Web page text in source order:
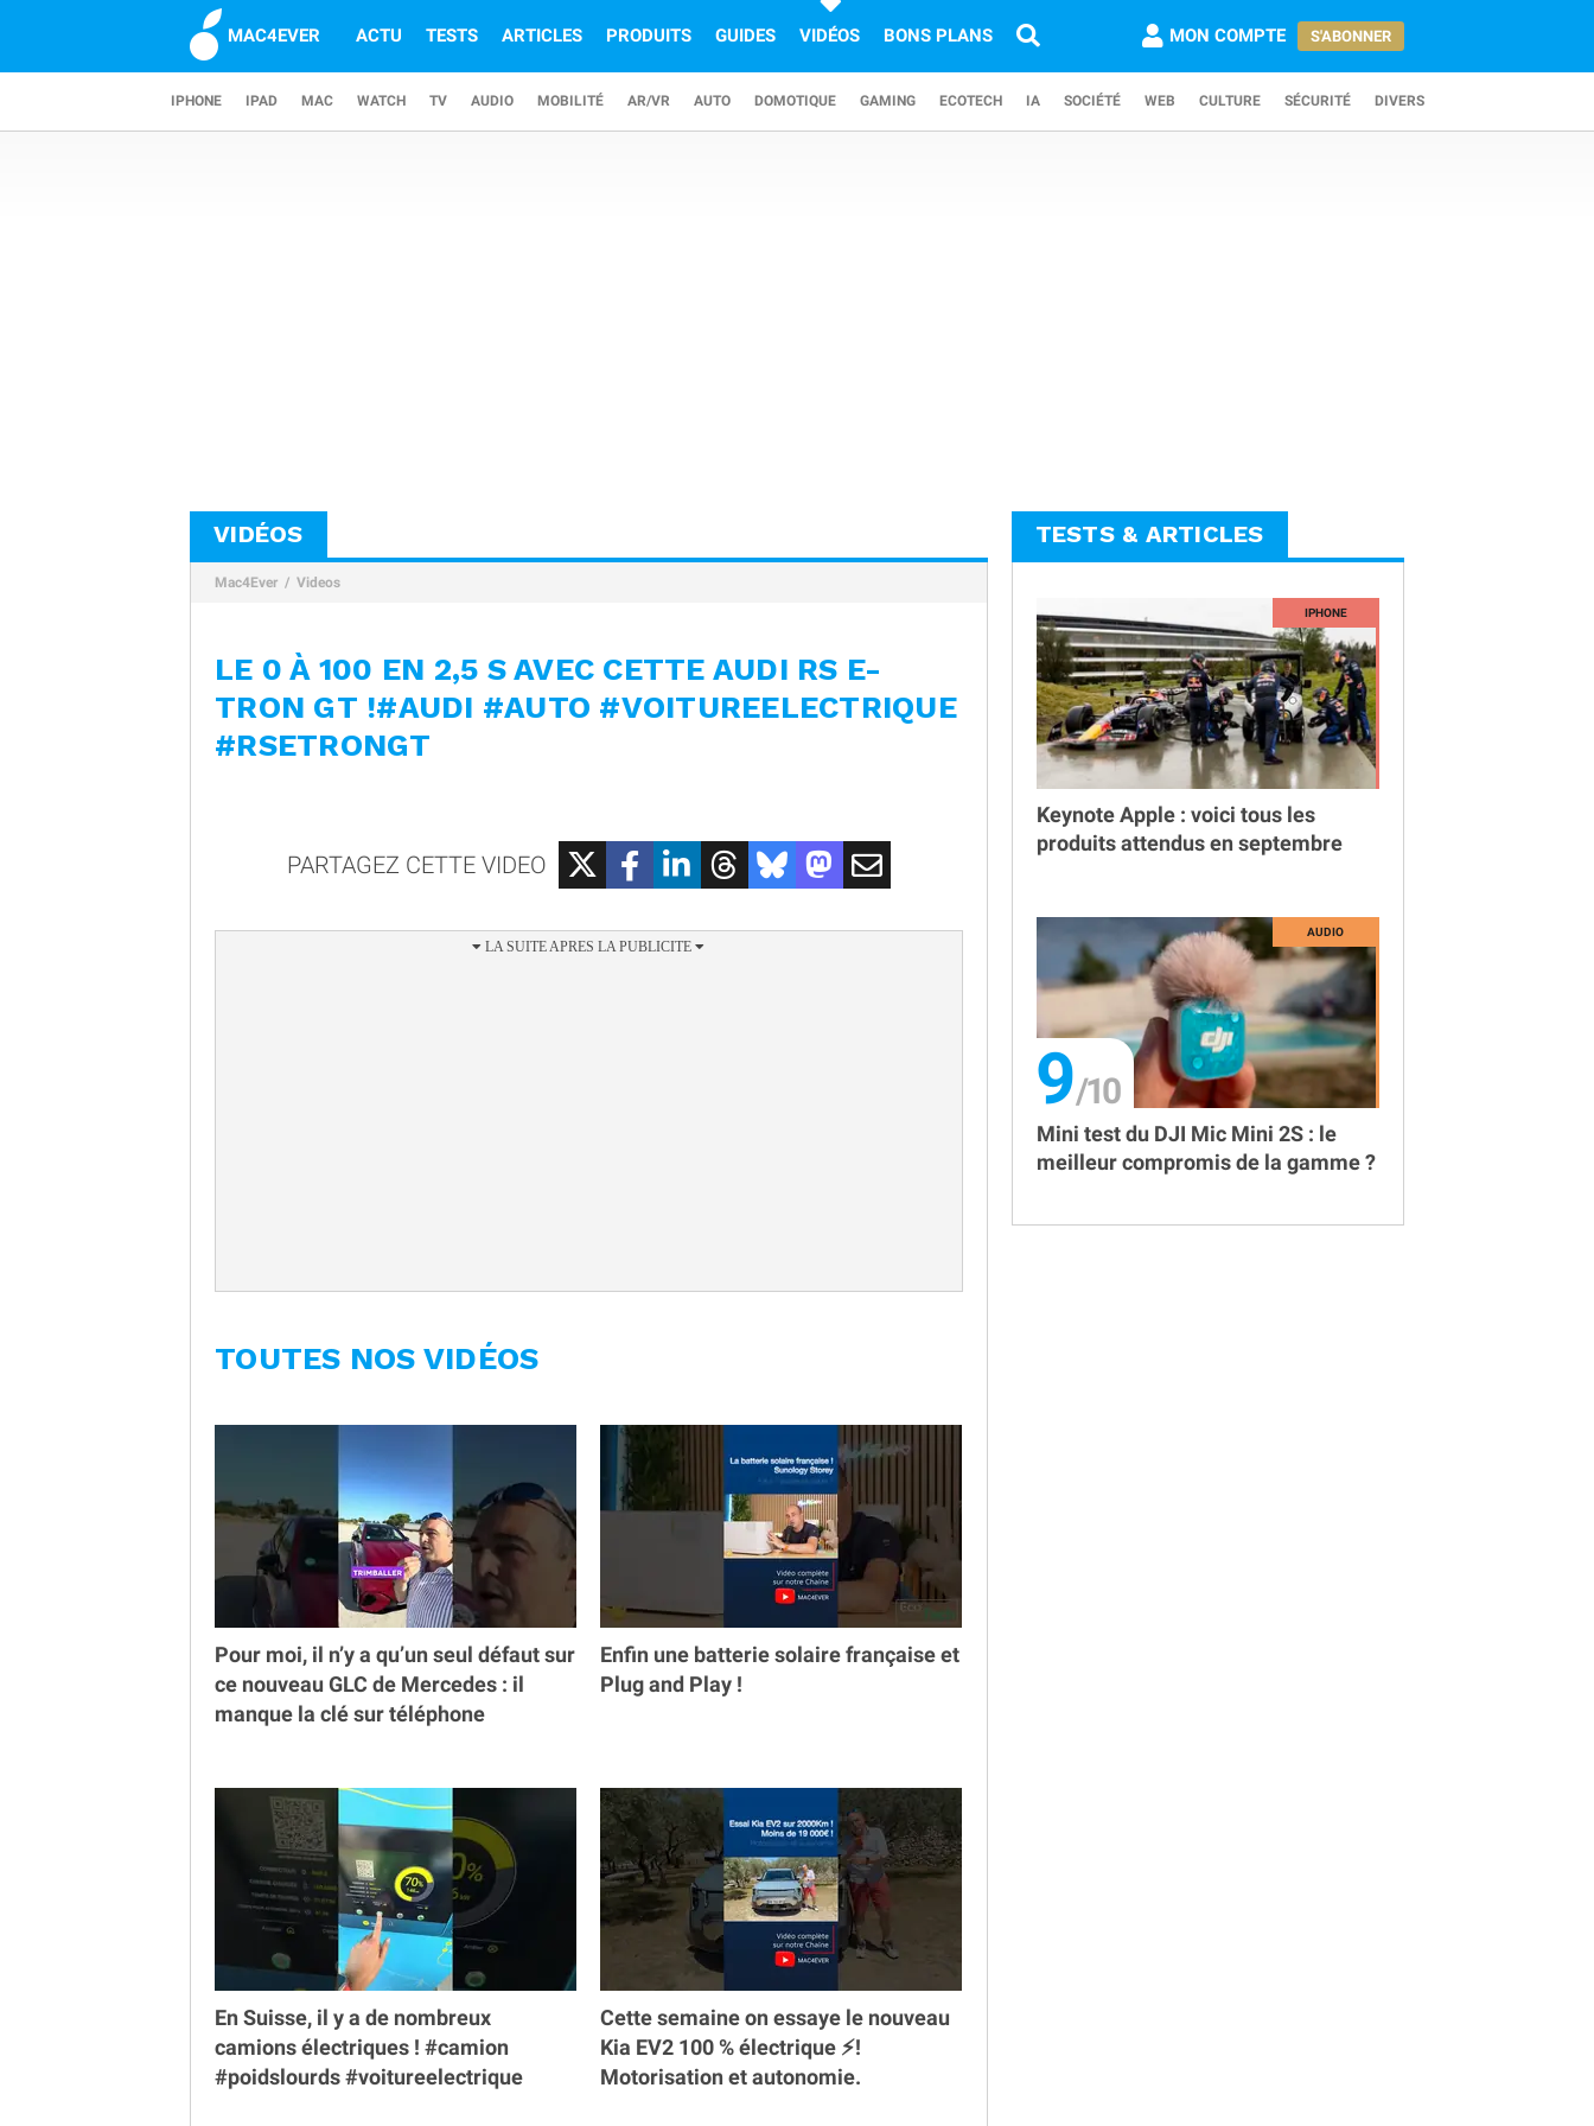
MAC4EVER ACTU TESTS ARTICLES PRODUITS GUIDES VIDÉOS BONS PLANS MON COMPTE S'ABONNER
IPHONE IPAD MAC WATCH TV AUDIO MOBILITÉ AR/VR AUTO DOMOTIQUE GAMING ECOTECH IA SOCIÉTÉ WEB CULTURE SÉCURITÉ DIVERS
VIDÉOS
Mac4Ever Videos
LE 0 À 100 EN 2,5 S AVEC CETTE AUDI RS E-
TRON GT !#AUDI #AUTO #VOITUREELECTRIQUE
#RSETRONGT
PARTAGEZ CETTE VIDEO
TOUTES NOS VIDÉOS
Pour moi, il n’y a qu’un seul défaut sur
ce nouveau GLC de Mercedes : il
manque la clé sur téléphone
Enfin une batterie solaire française et
Plug and Play !
En Suisse, il y a de nombreux
camions électriques ! #camion
#poidslourds #voitureelectrique
Cette semaine on essaye le nouveau
Kia EV2 100 % électrique ⚡️!
Motorisation et autonomie.
TESTS & ARTICLES
Keynote Apple : voici tous les
produits attendus en septembre
9
Mini test du DJI Mic Mini 2S : le
meilleur compromis de la gamme ?